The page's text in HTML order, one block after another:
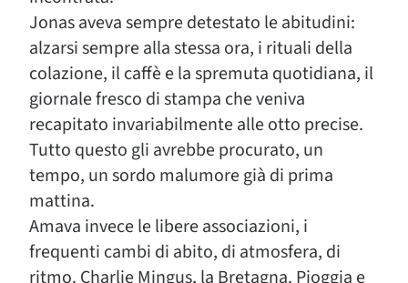
Jonas aveva sempre detestato le abitudini:
alzarsi sempre alla stessa ora, i rituali della
colazione, il caffè e la spremuta quotidiana, il
giornale fresco di stampa che veniva
recapitato invariabilmente alle otto precise.
Tutto questo gli avrebbe procurato, un
tempo, un sordo malumore già di prima
mattina.
Amava invece le libere associazioni, i
frequenti cambi di abito, di atmosfera, di
ritmo. Charlie Mingus, la Bretagna. Pioggia e